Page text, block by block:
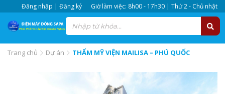
Đăng nhập | Đăng ký Giờ làm việc: 8h00 - 17h30 | Thứ 2 - Chủ nhật
Trang chủ Dự án THẨM MỸ VIỆN MAILISA – PHÚ QUỐC